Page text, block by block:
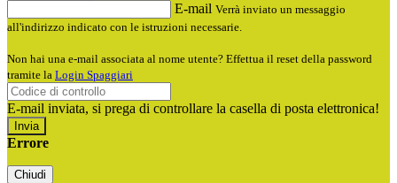
E-mail Verrà inviato un messaggio
all'indirizzo indicato con le istruzioni necessarie.
Non hai una e-mail associata al nome utente? Effettua il reset della password
tramite la Login Spaggiari
E-mail inviata, si prega di controllare la casella di posta elettronica!
Errore
Chiudi